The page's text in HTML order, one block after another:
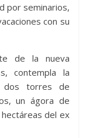
por seminarios,
con su
de la nueva
contempla la
dos torres de
un ágora de
del ex